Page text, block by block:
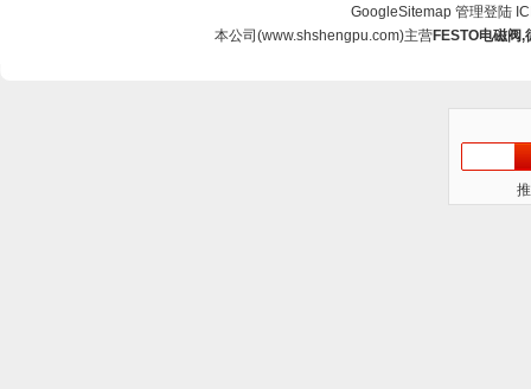
GoogleSitemap 管理登陆
本公司(www.shshengpu.com)主营FESTO电磁阀,